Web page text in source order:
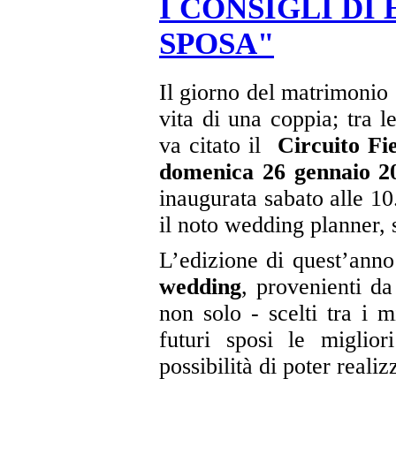
I CONSIGLI DI
SPOSA"
Il giorno del matrimonio
vita di una coppia; tra
va citato il Circuito
domenica 26 gennaio
inaugurata sabato alle
il noto wedding planner,
L’edizione di
wedding, provenienti
non solo - scelti tra i
futuri sposi le
possibilità di poter